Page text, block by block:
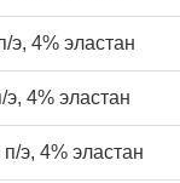
э, 4% эластан
4% эластан
э, 4% эластан